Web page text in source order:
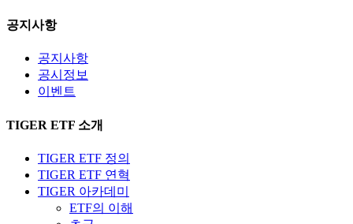
공지사항
공지사항
공시정보
이벤트
TIGER ETF 소개
TIGER ETF 정의
TIGER ETF 연혁
TIGER 아카데미
ETF의 이해